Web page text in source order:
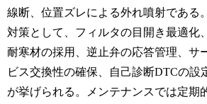
線断、位置ズレによる外れ噴射である。
対策として、フィルタの目開き最適化、
耐寒材の採用、逆止弁の応答管理、サ
ビス交換性の確保、自己診断DTCの設
が挙げられる。メンテナンスでは定期